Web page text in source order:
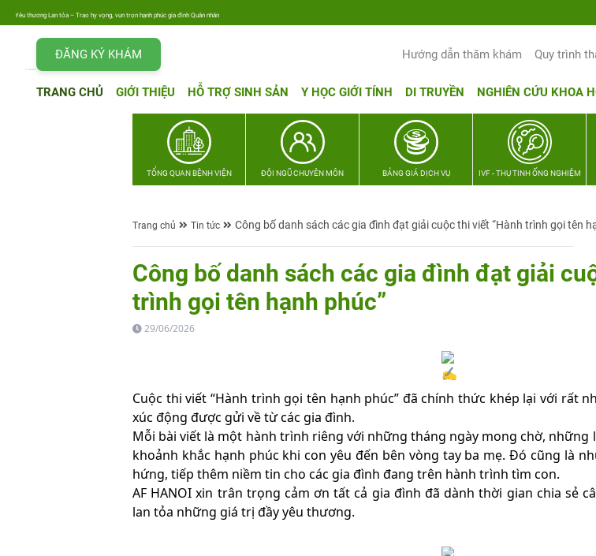
thương Lan tỏa – Trao hy vọng, vun trọn hạnh phúc gia đình Quân nhân
ĐĂNG KÝ KHÁM Hướng dẫn thăm khám Quy trình
TRANG CHỦ GIỚI THIỆU HỖ TRỢ SINH SẢN Y HỌC GIỚI TÍNH DI TRUYỀN NGHIÊN CỨU KHOA
TỔNG QUAN BỆNH VIỆN ĐỘI NGŨ CHUYÊN MÔN BẢNG GIÁ DỊCH VỤ IVF - THỤ TINH ỐNG NGHIỆM
Trang chủ Tin tức Công bố danh sách các gia đình đạt giải cuộc thi viết “Hành trình gọi tên
Công bố danh sách các gia đình đạt giải
trình gọi tên hạnh phúc”
29/06/2026
Cuộc thi viết “Hành trình gọi tên hạnh phúc” đã chính thức khép lại với rất
xúc động được gửi về từ các gia đình.
Mỗi bài viết là một hành trình riêng với những tháng ngày mong chờ, những
khoảnh khắc hạnh phúc khi con yêu đến bên vòng tay ba mẹ. Đó cũng là
hứng, tiếp thêm niềm tin cho các gia đình đang trên hành trình tìm con.
AF HANOI xin trân trọng cảm ơn tất cả gia đình đã dành thời gian chia sẻ
lan tỏa những giá trị đầy yêu thương.